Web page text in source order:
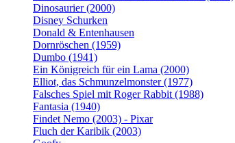
Dinosaurier (2000)
Disney Schurken
Donald & Entenhausen
Dornröschen (1959)
Dumbo (1941)
Ein Königreich für ein Lama (2000)
Elliot, das Schmunzelmonster (1977)
Falsches Spiel mit Roger Rabbit (1988)
Fantasia (1940)
Findet Nemo (2003) - Pixar
Fluch der Karibik (2003)